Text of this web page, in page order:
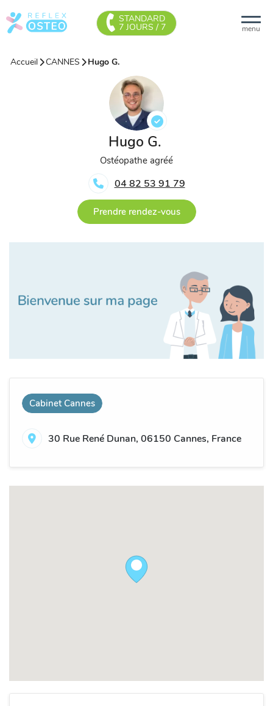
menu
STANDARD
7 JOURS / 7
Accueil CANNES Hugo G.
Hugo G.
Ostéopathe agréé
04 82 53 91 79
Prendre rendez-vous
Cabinet Cannes
30 Rue René Dunan, 06150 Cannes, France